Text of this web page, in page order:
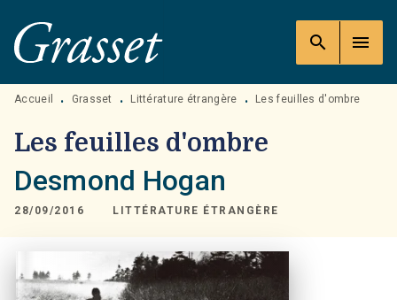
MENU RECHERCHE
PIED DE PAGE
search menu
Accueil • Grasset • Littérature étrangère • Les feuilles d'ombre
Les feuilles d'ombre
Desmond Hogan
28/09/2016 LITTÉRATURE ÉTRANGÈRE